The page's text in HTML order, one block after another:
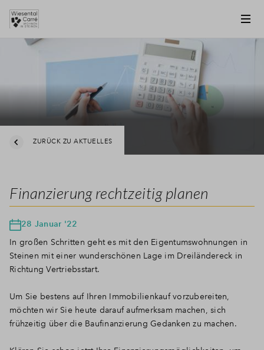
ZURÜCK ZU AKTUELLES
Finanzierung rechtzeitig planen
28 Januar '22
In großen Schritten geht es mit den Eigentumswohnungen in
Steinen mit einer wunderschönen Lage im Dreiländereck in
Richtung Vertriebsstart.
Um Sie bestens auf Ihren Immobilienkauf vorzubereiten,
möchten wir Sie heute darauf aufmerksam machen, sich
frühzeitig über die Baufinanzierung Gedanken zu machen.